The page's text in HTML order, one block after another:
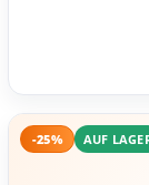
-25% AUF